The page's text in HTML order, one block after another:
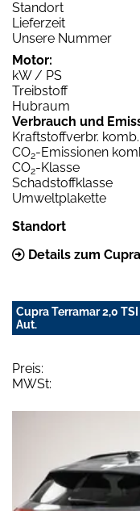
Standort
Lieferzeit
Unsere Nummer
Motor:
kW / PS
Treibstoff
Hubraum
Verbrauch und
Kraftstoffverbr. komb.
CO2-Emissionen
CO2-Klasse
Schadstoffklasse
Umweltplakette
Standort
Details zum
Cupra Terramar 2,0 TSI
Aut.
Preis:
MWSt: